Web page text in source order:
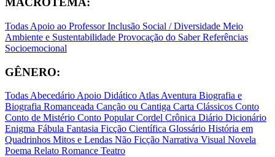
Todas Apoio ao ProfessorInclusão Social / Diversidade Meio
Ambiente e Sustentabilidade Provocação do SaberReferências
Socioemocional
GÊNERO:
TodasAbecedárioApoio DidáticoAtlasAventura Biografia e
Biografia Romanceada Canção ou Cantiga Carta Clássicos Conto
Conto de Mistério Conto PopularCordel Crônica Diário Dicionário
Enigma Fábula Fantasia Ficção Científica Glossário História em
Quadrinhos Mitos e Lendas Não Ficção Narrativa Visual Novela
Poema Relato Romance Teatro